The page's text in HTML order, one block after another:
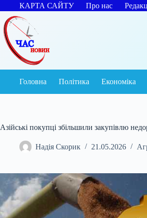
Перейти
до
вмісту
КАРТА САЙТУ Про нас
Головна Політика Економіка
Азійські покупці збільшили закупівлю
Надія Скорик 21.05.2026